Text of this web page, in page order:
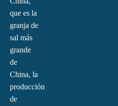
que es la
granja de
sal más
grande
de
China, la
producción
de